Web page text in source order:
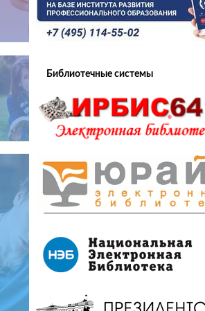
Библиотечные системы